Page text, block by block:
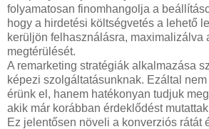
folyamatosan finomhangolja a
hogy a hirdetési költségvetés a lehető
kerüljön felhasználásra, maximalizálva
megtérülését.
A remarketing stratégiák alkalmazása
képezi szolgáltatásunknak. Ezáltal
érünk el, hanem hatékonyan tudjuk
akik már korábban érdeklődést
Ez jelentősen növeli a konverziós rátát